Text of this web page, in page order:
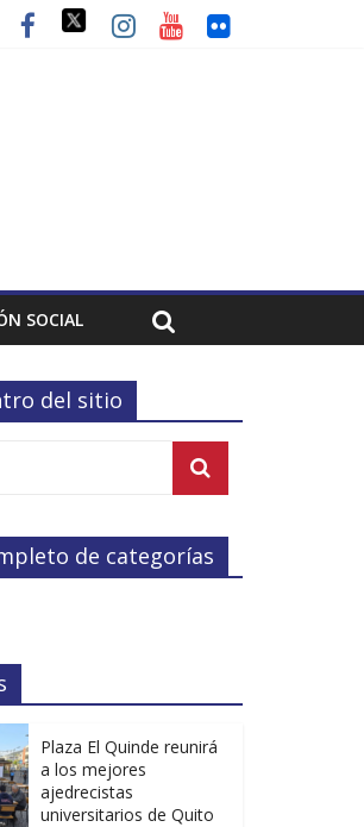
SOCIAL
del sitio
de categorías
Plaza El Quinde reunirá
a los mejores
ajedrecistas
universitarios de Quito